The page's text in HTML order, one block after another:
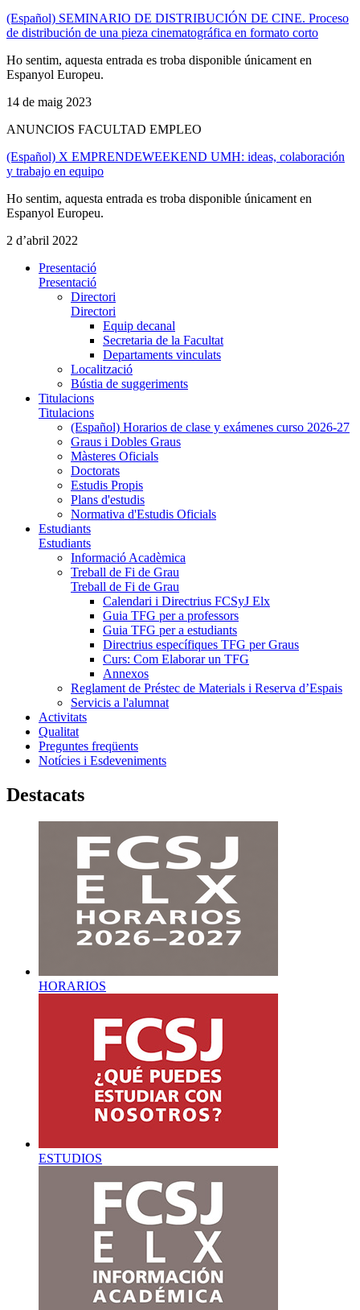
(Español) SEMINARIO DE DISTRIBUCIÓN DE CINE. Proceso
de distribución de una pieza cinematográfica en formato corto
Ho sentim, aquesta entrada es troba disponible únicament en
Espanyol Europeu.
14 de maig 2023
ANUNCIOS FACULTAD EMPLEO
(Español) X EMPRENDEWEEKEND UMH: ideas, colaboración
y trabajo en equipo
Ho sentim, aquesta entrada es troba disponible únicament en
Espanyol Europeu.
2 d’abril 2022
Presentació
Presentació
Directori
Directori
Equip decanal
Secretaria de la Facultat
Departaments vinculats
Localització
Bústia de suggeriments
Titulacions
Titulacions
(Español) Horarios de clase y exámenes curso 2026-27
Graus i Dobles Graus
Màsteres Oficials
Doctorats
Estudis Propis
Plans d'estudis
Normativa d'Estudis Oficials
Estudiants
Estudiants
Informació Acadèmica
Treball de Fi de Grau
Treball de Fi de Grau
Calendari i Directrius FCSyJ Elx
Guia TFG per a professors
Guia TFG per a estudiants
Directrius específiques TFG per Graus
Curs: Com Elaborar un TFG
Annexos
Reglament de Préstec de Materials i Reserva d’Espais
Servicis a l'alumnat
Activitats
Qualitat
Preguntes freqüents
Notícies i Esdeveniments
Destacats
HORARIOS
ESTUDIOS